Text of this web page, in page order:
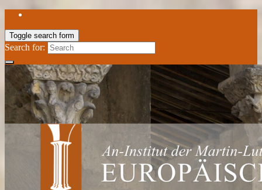
Toggle search form
Search for: